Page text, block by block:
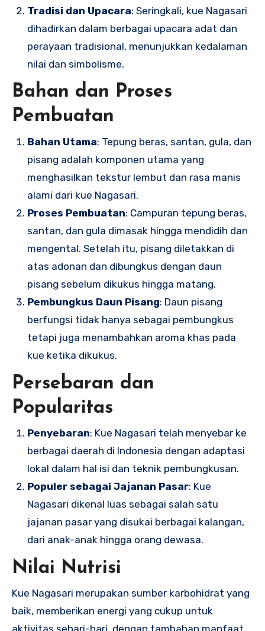
Tradisi dan Upacara: Seringkali, kue Nagasari
dihadirkan dalam berbagai upacara adat dan
perayaan tradisional, menunjukkan kedalaman
nilai dan simbolisme.
Bahan dan Proses
Pembuatan
Bahan Utama: Tepung beras, santan, gula, dan
pisang adalah komponen utama yang
menghasilkan tekstur lembut dan rasa manis
alami dari kue Nagasari.
Proses Pembuatan: Campuran tepung beras,
santan, dan gula dimasak hingga mendidih dan
mengental. Setelah itu, pisang diletakkan di
atas adonan dan dibungkus dengan daun
pisang sebelum dikukus hingga matang.
Pembungkus Daun Pisang: Daun pisang
berfungsi tidak hanya sebagai pembungkus
tetapi juga menambahkan aroma khas pada
kue ketika dikukus.
Persebaran dan
Popularitas
Penyebaran: Kue Nagasari telah menyebar ke
berbagai daerah di Indonesia dengan adaptasi
lokal dalam hal isi dan teknik pembungkusan.
Populer sebagai Jajanan Pasar: Kue
Nagasari dikenal luas sebagai salah satu
jajanan pasar yang disukai berbagai kalangan,
dari anak-anak hingga orang dewasa.
Nilai Nutrisi
Kue Nagasari merupakan sumber karbohidrat yang
baik, memberikan energi yang cukup untuk